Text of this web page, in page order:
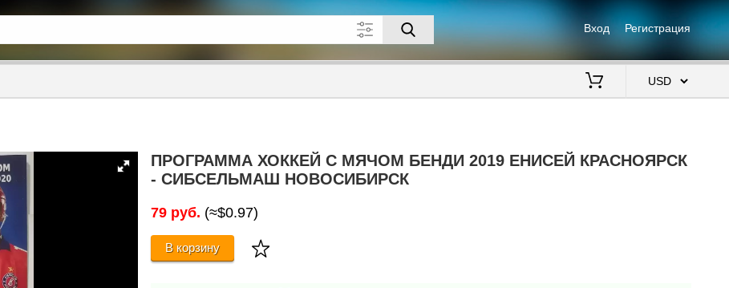
Вход Регистрация
ПРОГРАММА ХОККЕЙ С МЯЧОМ БЕНДИ 2019 ЕНИСЕЙ КРАСНОЯРСК
- СИБСЕЛЬМАШ НОВОСИБИРСК
79 руб. (≈$0.97)
В корзину